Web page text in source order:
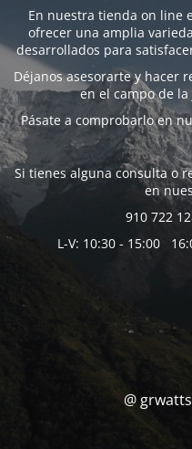
En nuestra tienda on line
ofrecer una amplia
desarrollados para
Déjanos asesorarte y hacer
en el campo de
Pásate a comprobarlo en
Si tienes alguna consulta o
en
910 722
L-V: 10:30 - 15:00
@